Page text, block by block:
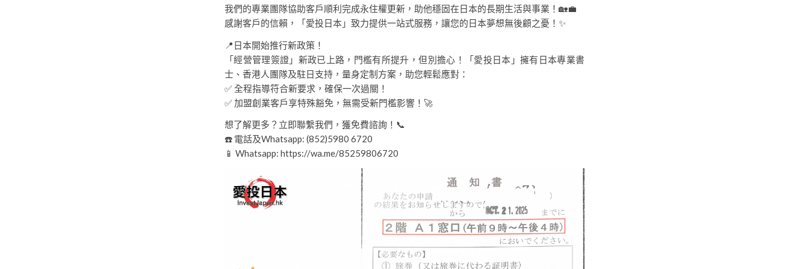
我們的專業團隊協助客戶順利完成永住權更新，助他穩固在日本的長期生活與事業！🏡💼
感謝客戶的信賴，「愛投日本」致力提供一站式服務，讓您的日本夢想無後顧之憂！✨
📍日本開始推行新政策！
「經營管理簽證」新政已上路，門檻有所提升，但別擔心！「愛投日本」擁有日本專業書
士、香港人團隊及駐日支持，量身定制方案，助您輕鬆應對：
✅ 全程指導符合新要求，確保一次過關！
✅ 加盟創業客戶享特殊豁免，無需受新門檻影響！🚀
想了解更多？立即聯繫我們，獲免費諮詢！📞
☎️ 電話及Whatsapp: (852)5980 6720
📱 Whatsapp: https://wa.me/85259806720